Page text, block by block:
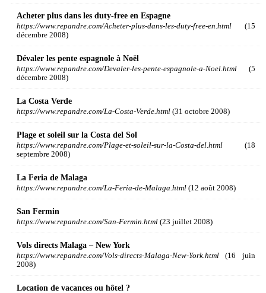
Acheter plus dans les duty-free en Espagne
https://www.repandre.com/Acheter-plus-dans-les-duty-free-en.html (15
décembre 2008)
Dévaler les pente espagnole à Noël
https://www.repandre.com/Devaler-les-pente-espagnole-a-Noel.html (5
décembre 2008)
La Costa Verde
https://www.repandre.com/La-Costa-Verde.html (31 octobre 2008)
Plage et soleil sur la Costa del Sol
https://www.repandre.com/Plage-et-soleil-sur-la-Costa-del.html (18
septembre 2008)
La Feria de Malaga
https://www.repandre.com/La-Feria-de-Malaga.html (12 août 2008)
San Fermin
https://www.repandre.com/San-Fermin.html (23 juillet 2008)
Vols directs Malaga – New York
https://www.repandre.com/Vols-directs-Malaga-New-York.html (16 juin
2008)
Location de vacances ou hôtel ?